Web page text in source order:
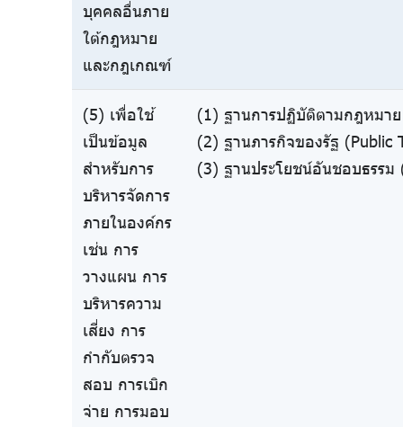
บุคคลอื่นภาย
ใต้กฎหมาย
และกฎเกณฑ์
(5) เพื่อใช้
เป็นข้อมูล
สำหรับการ
บริหารจัดการ
ภายในองค์กร
เช่น การ
วางแผน การ
บริหารความ
เสี่ยง การ
กำกับตรวจ
สอบ การเบิก
จ่าย การมอบ
(1) ฐานการปฏิบัติตามกฎหมา
(2) ฐานภารกิจของรัฐ (Public
(3) ฐานประโยชน์อันชอบธรรม